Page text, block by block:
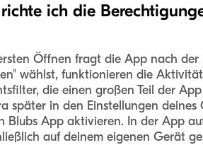
ich die
Öffnen fragt die App nach
wählst, funktionieren die
die einen großen Teil der
später in den Einstellungen
Blubs App aktivieren. In der App
auf deinem eigenen Gerät